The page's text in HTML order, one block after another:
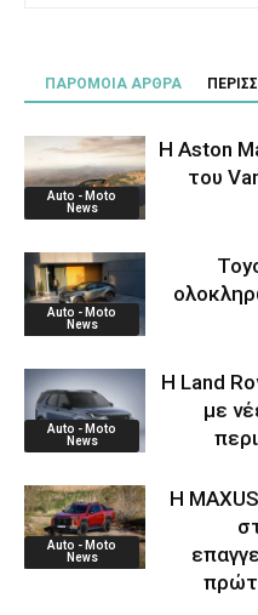
ΠΑΡΟΜΟΙΑ ΑΡΘΡΑ
Auto - Moto
News
Η Aston
του
Auto - Moto
News
Auto - Moto
News
Η Land
με
Auto - Moto
News
Η